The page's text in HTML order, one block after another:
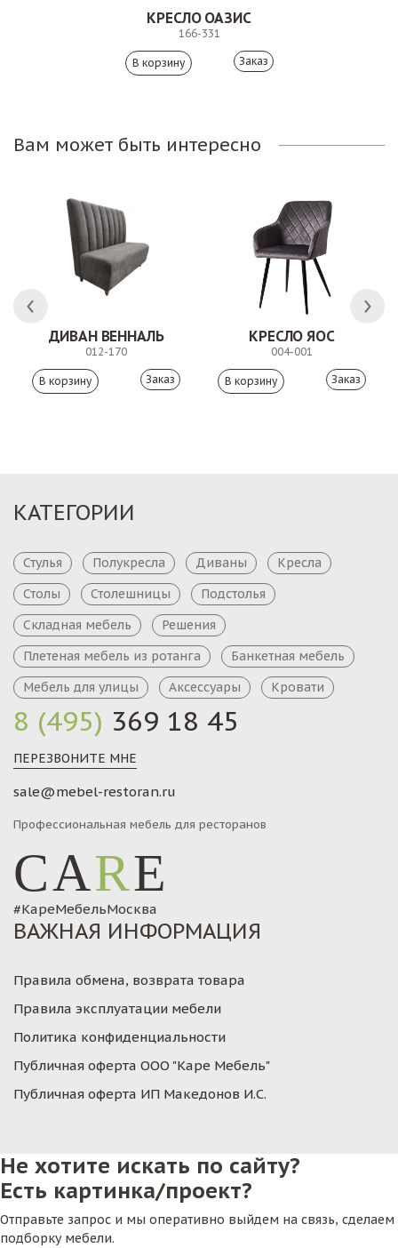
КРЕСЛО ОАЗИС
166-331
Заказ
Вам может быть интересно
ДИВАН ВЕННАЛЬ
012-170
Заказ
КРЕСЛО ЯОС
004-001
Заказ
8 (495) 369 18 45
ПЕРЕЗВОНИТЕ МНЕ
sale@mebel-restoran.ru
Профессиональная мебель для ресторанов
CARE
#КареМебельМосква
КАТЕГОРИИ
Стулья Полукресла Диваны
Кресла
Столы
Столешницы
Подстолья
Складная мебель
Решения
Плетеная мебель из ротанга
Банкетная мебель
Мебель для улицы
Аксессуары Кровати
ВАЖНАЯ ИНФОРМАЦИЯ
Правила обмена, возврата товара
Правила эксплуатации мебели
Политика конфиденциальности
Публичная оферта ООО "Каре Мебель"
Публичная оферта ИП Македонов И.С.
Не хотите искать по сайту?
Есть картинка/проект?
Отправьте запрос и мы оперативно выйдем на связь, сделаем
подборку мебели.